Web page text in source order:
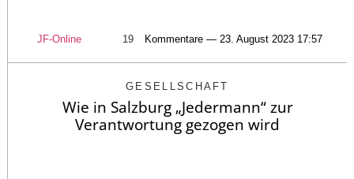
JF-Online 19 Kommentare — 23. August 2023 17:57
GESELLSCHAFT
Wie in Salzburg „Jedermann“ zur
Verantwortung gezogen wird